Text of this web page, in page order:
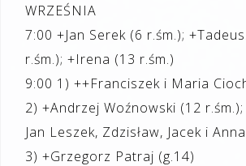
WRZEŚNIA
7:00 +Jan Serek (6 r.śm.);
r.śm.); +Irena (13 r.śm.)
9:00 1) ++Franciszek i Maria
2) +Andrzej Woźnowski (12
Jan Leszek, Zdzisław, Jacek i Anna
3) +Grzegorz Patraj (g.14)